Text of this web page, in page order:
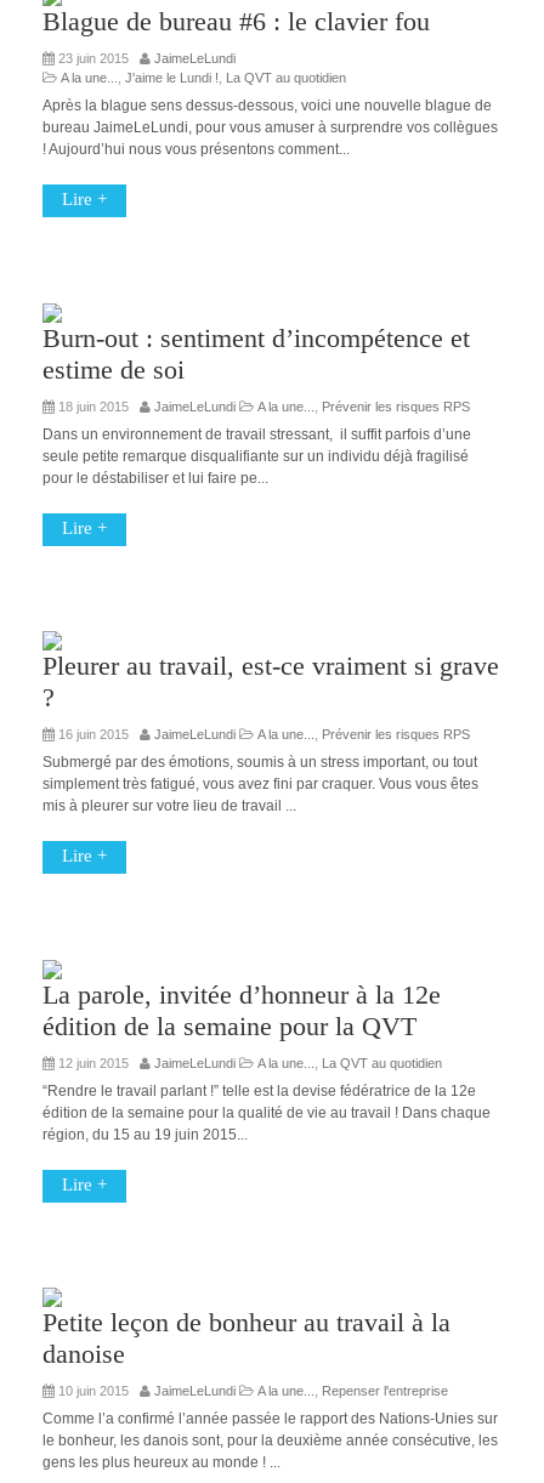
Blague de bureau #6 : le clavier fou
23 juin 2015
JaimeLeLundi
A la une...
J'aime le Lundi ! La QVT au quotidien
Après la blague sens dessus-dessous, voici une nouvelle blague de
bureau JaimeLeLundi, pour vous amuser à surprendre vos collègues
! Aujourd’hui nous vous présentons comment...
Lire +
Burn-out : sentiment d’incompétence et
estime de soi
18 juin 2015 JaimeLeLundi A la une... Prévenir les risques RPS
Dans un environnement de travail stressant, il suffit parfois d’une
seule petite remarque disqualifiante sur un individu déjà fragilisé
pour le déstabiliser et lui faire pe...
Lire +
Pleurer au travail, est-ce vraiment si grave
?
16 juin 2015 JaimeLeLundi A la une..., Prévenir les risques RPS
Submergé par des émotions, soumis à un stress important, ou tout
simplement très fatigué, vous avez fini par craquer. Vous vous êtes
mis à pleurer sur votre lieu de travail ...
Lire +
La parole, invitée d’honneur à la 12e
édition de la semaine pour la QVT
12 juin 2015 JaimeLeLundi A la une... La QVT au quotidien
“Rendre le travail parlant !” telle est la devise fédératrice de la 12e
édition de la semaine pour la qualité de vie au travail ! Dans chaque
région, du 15 au 19 juin 2015...
Lire +
Petite leçon de bonheur au travail à la
danoise
10 juin 2015 JaimeLeLundi A la une..., Repenser l'entreprise
Comme l’a confirmé l’année passée le rapport des Nations-Unies sur
le bonheur, les danois sont, pour la deuxième année consécutive, les
gens les plus heureux au monde ! ...